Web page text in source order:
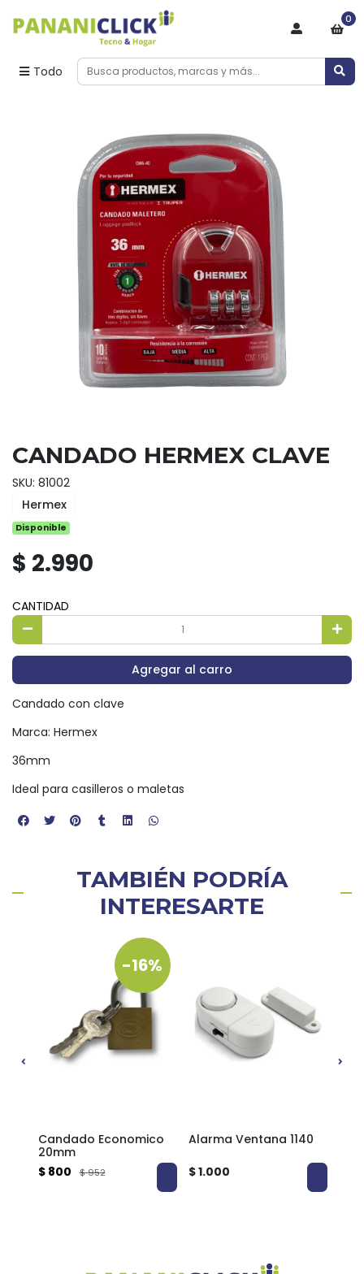
Todo
0
CANDADO HERMEX CLAVE
SKU: 81002
Hermex
Disponible
$ 2.990
CANTIDAD
Agregar al carro
Candado con clave
Marca: Hermex
36mm
Ideal para casilleros o maletas
TAMBIÉN PODRÍA
INTERESARTE
-16%
Candado Economico
20mm
$ 800
$ 952
Alarma Ventana 1140
$ 1.000